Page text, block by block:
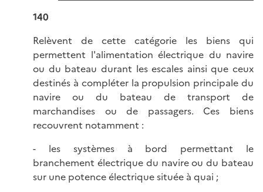
140
Relèvent de cette catégorie les biens qui
permettent l'alimentation électrique du navire
ou du bateau durant les escales ainsi que ceux
destinés à compléter la propulsion principale du
navire ou du bateau de transport de
marchandises ou de passagers. Ces biens
recouvrent notamment :
- les systèmes à bord permettant le
branchement électrique du navire ou du bateau
sur une potence électrique située à quai ;